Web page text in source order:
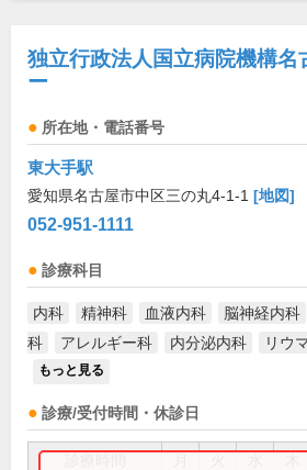
独立行政法人国立病院機構名
ー
所在地・電話番号
東大手駅
愛知県名古屋市中区三の丸4-1-1 [地図]
052-951-1111
診療科目
内科 精神科 血液内科 脳神経内科
科
アレルギー科 内分泌内科 リウ
もっと見る
診療/受付時間・休診日